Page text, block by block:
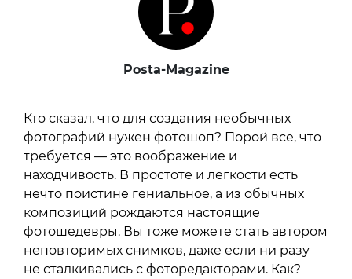
Posta-Magazine
Кто сказал, что для создания необычных
фотографий нужен фотошоп? Порой все, что
требуется — это воображение и
находчивость. В простоте и легкости есть
нечто поистине гениальное, а из обычных
композиций рождаются настоящие
фотошедевры. Вы тоже можете стать автором
неповторимых снимков, даже если ни разу
не сталкивались с фоторедакторами. Как?